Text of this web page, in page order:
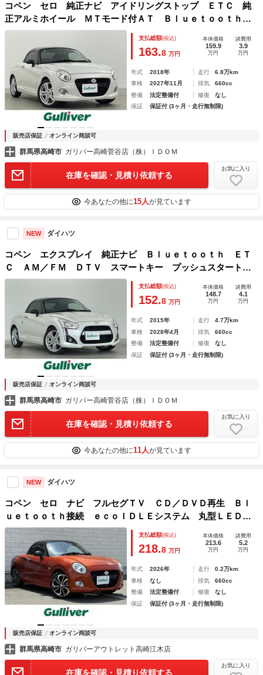
コペン セロ 純正ナビ アイドリングストップ ＥＴＣ 純
正アルミホイール ＭＴモード付ＡＴ Ｂｌｕｅｔｏｏｔｈ
ターボ車 純正フロアマット ＬＥＤヘッドライト プッシュ
スタート スマートキー 盗難防止装置 禁煙車
支払総額(税込)
163.8 万円
本体価格
159.9
万円
諸費用
3.9
万円
年式 2018年 走行
6.8万km
車検
2027年11月 排気
660cc
整備
法定整備付 修復
なし
保証
保証付 (3ヶ月・走行無制限)
販売店保証 オンライン商談可
群馬県高崎市 ガリバー高崎菅谷店（株）ＩＤＯＭ
在庫を確認・見積り依頼する
お気に入り
今あなたの他に15人が見ています
NEW ダイハツ
コペン エクスプレイ 純正ナビ Ｂｌｕｅｔｏｏｔｈ ＥＴ
Ｃ ＡＭ／ＦＭ ＤＴＶ スマートキー プッシュスタート
フルセグＴＶ シートヒーター ハーフレザーシート 純正フ
ロアマット パワーウィンドウ パワステ 禁煙車
支払総額(税込)
152.8 万円
本体価格
148.7
万円
諸費用
4.1
万円
年式 2015年 走行
4.7万km
車検
2028年4月 排気
660cc
整備
法定整備付 修復
なし
保証
保証付 (3ヶ月・走行無制限)
販売店保証 オンライン商談可
群馬県高崎市 ガリバー高崎菅谷店（株）ＩＤＯＭ
在庫を確認・見積り依頼する
お気に入り
今あなたの他に11人が見ています
NEW ダイハツ
コペン セロ ナビ フルセグＴＶ ＣＤ／ＤＶＤ再生 Ｂｌ
ｕｅｔｏｏｔｈ接続 ｅｃｏＩＤＬＥシステム 丸型ＬＥＤヘ
ッドランプ Ｃｏｐｅｎ エンブレム入り格子フロントグリ
ル ボディ同色横１本バー ステアリングスイッチ
支払総額(税込)
218.8 万円
本体価格
213.6
万円
諸費用
5.2
万円
年式 2026年 走行
0.2万km
車検
なし 排気
660cc
整備
法定整備付 修復
なし
保証
保証付 (3ヶ月・走行無制限)
販売店保証 オンライン商談可
群馬県高崎市 ガリバーアウトレット高崎江木店
在庫を確認・見積り依頼する
お気に入り